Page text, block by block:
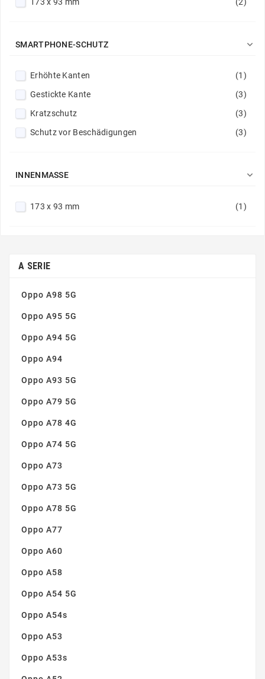
SMARTPHONE-SCHUTZ 
Erhöhte Kanten
(1)
Gestickte Kante
(3)
Kratzschutz
(3)
Schutz vor Beschädigungen
(3)
INNENMASSE 
173 x 93 mm (1)
A SERIE
Oppo A98 5G
Oppo A95 5G
Oppo A94 5G
Oppo A94
Oppo A93 5G
Oppo A79 5G
Oppo A78 4G
Oppo A74 5G
Oppo A73
Oppo A73 5G
Oppo A78 5G
Oppo A77
Oppo A60
Oppo A58
Oppo A54 5G
Oppo A54s
Oppo A53
Oppo A53s